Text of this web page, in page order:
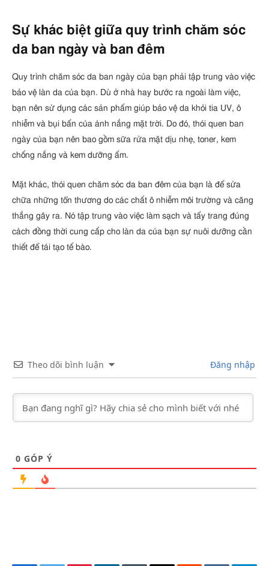
Sự khác biệt giữa quy trình chăm sóc
da ban ngày và ban đêm
Quy trình chăm sóc da ban ngày của bạn phải tập trung vào việc
bảo vệ làn da của bạn. Dù ở nhà hay bước ra ngoài làm việc,
bạn nên sử dụng các sản phẩm giúp bảo vệ da khỏi tia UV, ô
nhiễm và bụi bẩn của ánh nắng mặt trời. Do đó, thói quen ban
ngày của bạn nên bao gồm sữa rửa mặt dịu nhẹ, toner, kem
chống nắng và kem dưỡng ẩm.
Mặt khác, thói quen chăm sóc da ban đêm của bạn là để sửa
chữa những tổn thương do các chất ô nhiễm môi trường và căng
thẳng gây ra. Nó tập trung vào việc làm sạch và tẩy trang đúng
cách đồng thời cung cấp cho làn da của bạn sự nuôi dưỡng cần
thiết để tái tạo tế bào.
Theo dõi bình luận Đăng nhập
0 GÓP Ý